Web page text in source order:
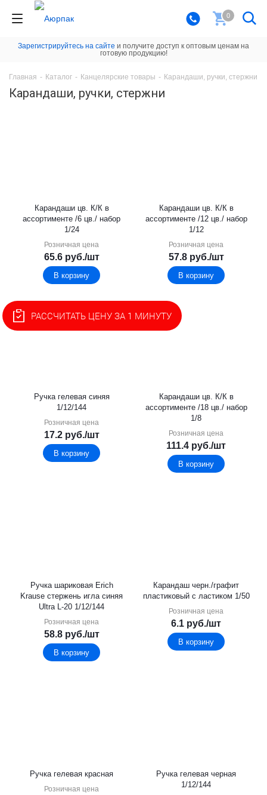
0
Зарегистрируйтесь на сайте и получите доступ к оптовым ценам на
готовую продукцию!
Главная - Каталог - Канцелярские товары - Карандаши, ручки, стержни
Карандаши, ручки, стержни
Карандаши цв. К/К в
ассортименте /6 цв./ набор
1/24
Розничная цена
65.6руб./шт
В корзину
Карандаши цв. К/К в
ассортименте /12 цв./ набор
1/12
Розничная цена
57.8руб./шт
В корзину
Ручка гелевая синяя
1/12/144
Розничная цена
17.2руб./шт
В корзину
Карандаши цв. К/К в
ассортименте /18 цв./ набор
1/8
Розничная цена
111.4 руб./шт
В корзину
Ручка шариковая Erich
Krause стержень игла синяя
Ultra L-20 1/12/144
Розничная цена
58.8руб./шт
В корзину
Карандаш черн./графит
пластиковый с ластиком 1/50
Розничная цена
6.1 руб./шт
В корзину
Ручка гелевая красная
Розничная цена
Ручка гелевая черная
1/12/144
РАССЧИТАТЬ ЦЕНУ ЗА 1 МИНУТУ